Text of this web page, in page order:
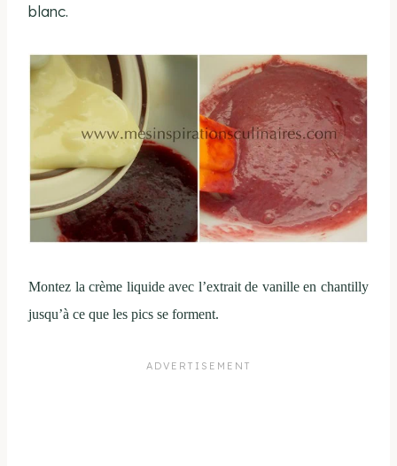
blanc.
Montez la crème liquide avec l’extrait de vanille en chantilly
jusqu’à ce que les pics se forment.